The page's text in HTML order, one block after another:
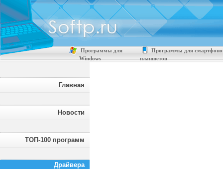
Программы для
Windows
Программы для
планшетов
Главная
Новости
ТОП-100 программ
Драйвера